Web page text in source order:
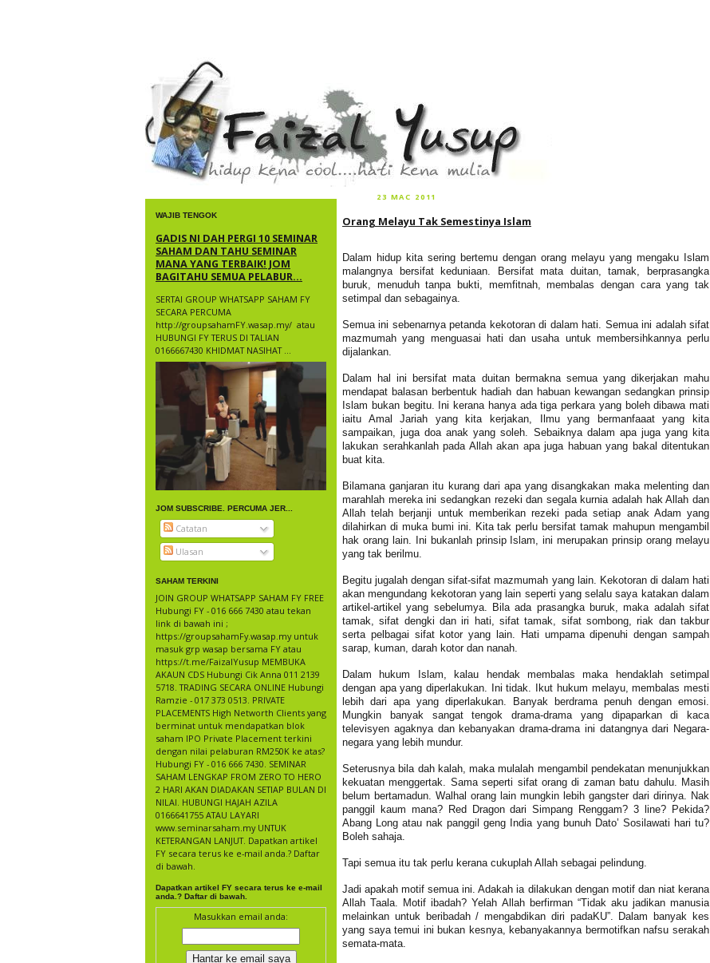
faizal yusup
WAJIB TENGOK
GADIS NI DAH PERGI 10 SEMINAR
SAHAM DAN TAHU SEMINAR
MANA YANG TERBAIK! JOM
BAGITAHU SEMUA PELABUR...
SERTAI GROUP WHATSAPP SAHAM FY
SECARA PERCUMA
http://groupsahamFY.wasap.my/ ​ atau
HUBUNGI FY TERUS DI TALIAN
0166667430 KHIDMAT NASIHAT ...
JOM SUBSCRIBE. PERCUMA JER...
Catatan
Ulasan
SAHAM TERKINI
JOIN GROUP WHATSAPP SAHAM FY FREE
Hubungi FY - 016 666 7430 atau tekan
link di bawah ini ;
https://groupsahamFy.wasap.my untuk
masuk grp wasap bersama FY atau
https://t.me/FaizalYusup MEMBUKA
AKAUN CDS Hubungi Cik Anna 011 2139
5718. TRADING SECARA ONLINE Hubungi
Ramzie - 017 373 0513. PRIVATE
PLACEMENTS High Networth Clients yang
berminat untuk mendapatkan blok
saham IPO Private Placement terkini
dengan nilai pelaburan RM250K ke atas?
Hubungi FY - 016 666 7430. SEMINAR
SAHAM LENGKAP FROM ZERO TO HERO
2 HARI AKAN DIADAKAN SETIAP BULAN DI
NILAI. HUBUNGI HAJAH AZILA
0166641755 ATAU LAYARI
www.seminarsaham.my UNTUK
KETERANGAN LANJUT. Dapatkan artikel
FY secara terus ke e-mail anda.? Daftar
di bawah.
Dapatkan artikel FY secara terus ke e-mail
anda.? Daftar di bawah.
Masukkan email anda:
23 MAC 2011
Orang Melayu Tak Semestinya Islam
Dalam hidup kita sering bertemu dengan orang melayu yang mengaku Islam
malangnya bersifat keduniaan. Bersifat mata duitan, tamak, berprasangka
buruk, menuduh tanpa bukti, memfitnah, membalas dengan cara yang tak
setimpal dan sebagainya.
Semua ini sebenarnya petanda kekotoran di dalam hati. Semua ini adalah sifat
mazmumah yang menguasai hati dan usaha untuk membersihkannya perlu
dijalankan.
Dalam hal ini bersifat mata duitan bermakna semua yang dikerjakan mahu
mendapat balasan berbentuk hadiah dan habuan kewangan sedangkan prinsip
Islam bukan begitu. Ini kerana hanya ada tiga perkara yang boleh dibawa mati
iaitu Amal Jariah yang kita kerjakan, Ilmu yang bermanfaaat yang kita
sampaikan, juga doa anak yang soleh. Sebaiknya dalam apa juga yang kita
lakukan serahkanlah pada Allah akan apa juga habuan yang bakal ditentukan
buat kita.
Bilamana ganjaran itu kurang dari apa yang disangkakan maka melenting dan
marahlah mereka ini sedangkan rezeki dan segala kurnia adalah hak Allah dan
Allah telah berjanji untuk memberikan rezeki pada setiap anak Adam yang
dilahirkan di muka bumi ini. Kita tak perlu bersifat tamak mahupun mengambil
hak orang lain. Ini bukanlah prinsip Islam, ini merupakan prinsip orang melayu
yang tak berilmu.
Begitu jugalah dengan sifat-sifat mazmumah yang lain. Kekotoran di dalam hati
akan mengundang kekotoran yang lain seperti yang selalu saya katakan dalam
artikel-artikel yang sebelumya. Bila ada prasangka buruk, maka adalah sifat
tamak, sifat dengki dan iri hati, sifat tamak, sifat sombong, riak dan takbur
serta pelbagai sifat kotor yang lain. Hati umpama dipenuhi dengan sampah
sarap, kuman, darah kotor dan nanah.
Dalam hukum Islam, kalau hendak membalas maka hendaklah setimpal
dengan apa yang diperlakukan. Ini tidak. Ikut hukum melayu, membalas mesti
lebih dari apa yang diperlakukan. Banyak berdrama penuh dengan emosi.
Mungkin banyak sangat tengok drama-drama yang dipaparkan di kaca
televisyen agaknya dan kebanyakan drama-drama ini datangnya dari Negara-
negara yang lebih mundur.
Seterusnya bila dah kalah, maka mulalah mengambil pendekatan menunjukkan
kekuatan menggertak. Sama seperti sifat orang di zaman batu dahulu. Masih
belum bertamadun. Walhal orang lain mungkin lebih gangster dari dirinya. Nak
panggil kaum mana? Red Dragon dari Simpang Renggam? 3 line? Pekida?
Abang Long atau nak panggil geng India yang bunuh Dato’ Sosilawati hari tu?
Boleh sahaja.
Tapi semua itu tak perlu kerana cukuplah Allah sebagai pelindung.
Jadi apakah motif semua ini. Adakah ia dilakukan dengan motif dan niat kerana
Allah Taala. Motif ibadah? Yelah Allah berfirman “Tidak aku jadikan manusia
melainkan untuk beribadah / mengabdikan diri padaKU”. Dalam banyak kes
yang saya temui ini bukan kesnya, kebanyakannya bermotifkan nafsu serakah
semata-mata.